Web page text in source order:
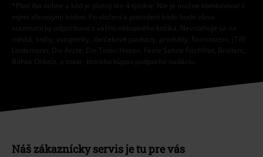
*Platí iba online a kód je platný len 4 týždne. Nie je možné kombinovať s
inými zľavovými kódmi. Po vložení a potvrdení kódu bude zľava
automaticky odpočítaná z vášho nákupného košíka. Nevzťahuje sa na
médiá, knihy, vstupenky, darčekové poukazy, produkty: Rammstein, (Till)
Lindemann, Die Ärzte, Die Toten Hosen, Feine Sahne Fischfilet, Broilers,
Böhse Onkelz, a tovar, ktorého kúpou podporíte nadáciu.
Náš zákaznícky servis je tu pre vás